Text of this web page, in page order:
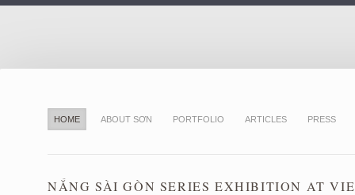
HOME ABOUT SƠN PORTFOLIO ARTICLES PRESS
NẮNG SÀI GÒN SERIES EXHIBITION AT